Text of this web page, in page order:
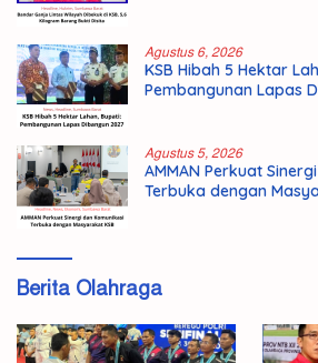
Agustus 6, 2026
KSB Hibah 5 Hektar
Pembangunan Lapas
Agustus 5, 2026
AMMAN Perkuat
Terbuka dengan
Berita Olahraga